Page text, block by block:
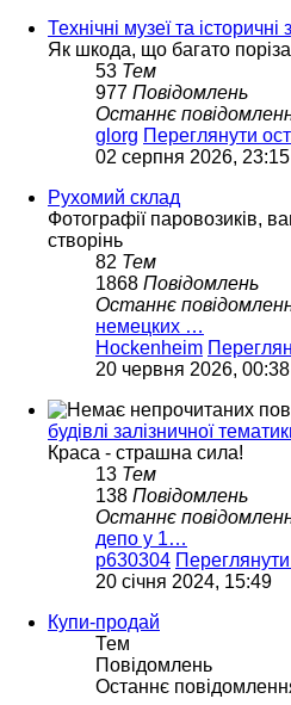
Технічні музеї та історичні
Як шкода, що багато
53 Тем
977 Повідомлень
Останнє
glorg Переглянути
02 серпня 2026, 23:15
Рухомий склад
Фотографії паровозиків,
створінь
82 Тем
1868 Повідомлень
Останнє
немецких …
Hockenheim
20 червня 2026, 00:38
будівлі залізничної
Краса - страшна сила!
13 Тем
138 Повідомлень
Останнє
депо у 1…
p630304
20 січня 2024, 15:49
Купи-продай
Тем
Повідомлень
Останнє